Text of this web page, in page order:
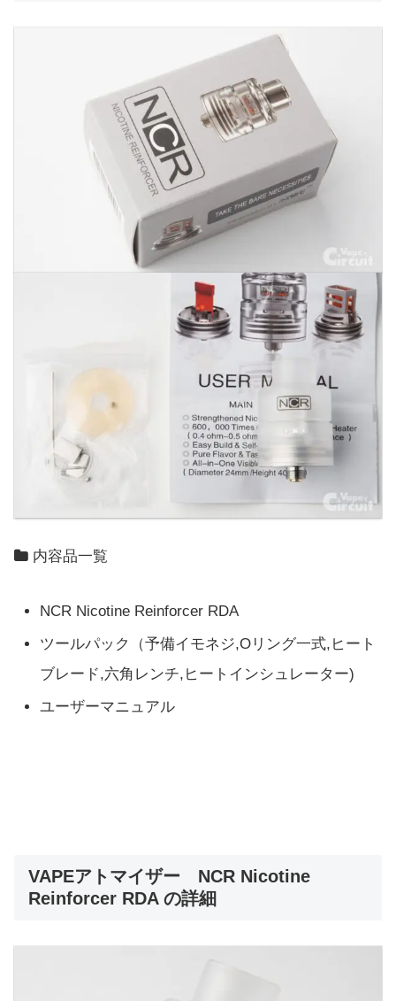
内容品一覧
NCR Nicotine Reinforcer RDA
ツールパック（予備イモネジ,Oリング一式,ヒート
ブレード,六角レンチ,ヒートインシュレーター)
ユーザーマニュアル
VAPEアトマイザー NCR Nicotine
Reinforcer RDA の詳細